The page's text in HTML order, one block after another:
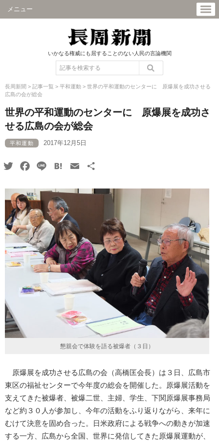
メニュー
いかなる権威にも屈することのない人民の言論機関
長周新聞 > 記事一覧 > 平和運動 > 世界の平和運動のセンターに 原爆展を成功させる
広島の会が総会
世界の平和運動のセンターに 原爆展を成功さ
せる広島の会が総会
平和運動 2017年12月5日
TwitterFacebook
Line HatenaEmail
懇親会で体験を語る被爆者（３日）
原爆展を成功させる広島の会（高橋匡会長）は３日、広島市
東区の福祉センターで今年度の総会を開催した。原爆展活動を
支えてきた被爆者、被爆二世、主婦、学生、下関原爆展事務局
など約３０人が参加し、今年の活動をふり返りながら、来年に
むけて決意を固め合った。日米政府による戦争への動きが加速
する一方、広島から全国、世界に発信してきた原爆展運動が、